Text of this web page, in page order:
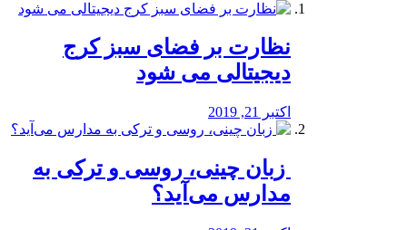
نظارت بر فضای سبز کرج
دیجیتالی می شود
اکتبر 21, 2019
️ زبان چینی، روسی و ترکی به
مدارس می‌آید؟